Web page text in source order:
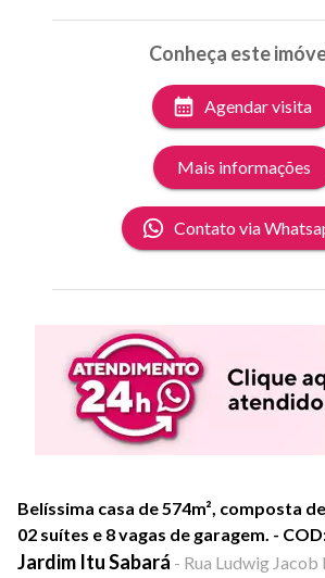
Conheça este
Agendar visita
Mais informações
Contato via
Belíssima casa de 574m², composta
02 suítes e 8 vagas de garagem. -
Jardim Itu Sabará - Rua Ludwig